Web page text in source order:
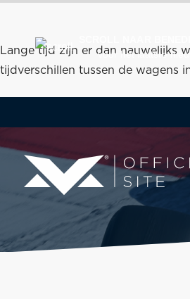
Lange tijd zijn er dan nauwelijks
tijdverschillen tussen de wagens
voor het laatste